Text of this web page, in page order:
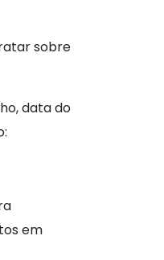
sobre
data do
em